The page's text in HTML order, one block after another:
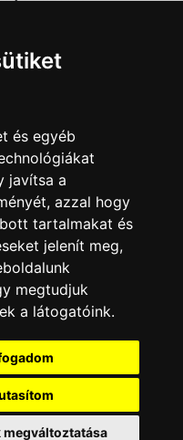
és egyéb
javítsa a
azzal hogy
tartalmakat és
jelenít meg,
megtudjuk
a látogatóink.
megváltoztatása
feltételek
szabály
szabályzat